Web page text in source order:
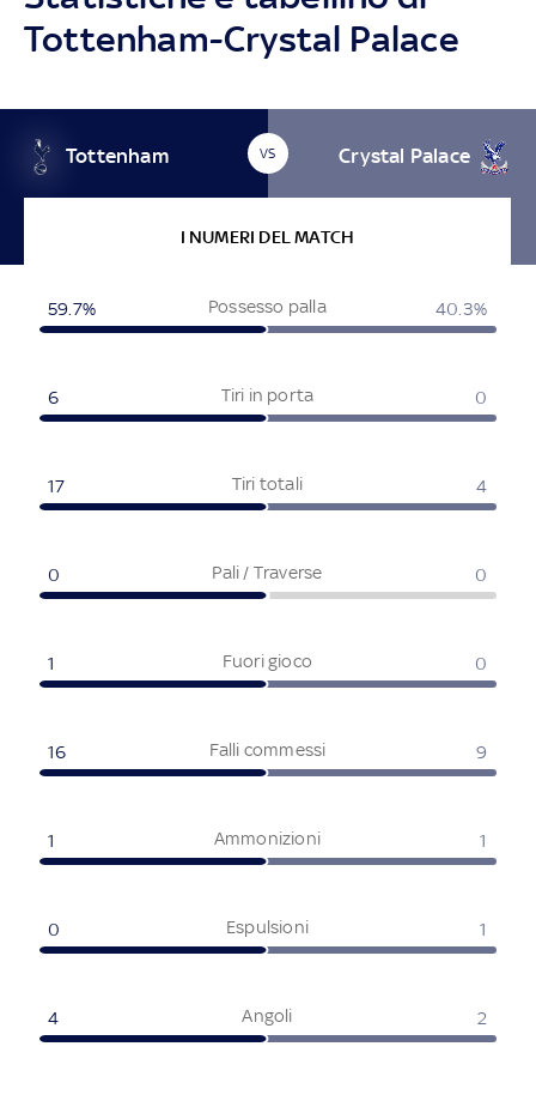
Tottenham-Crystal Palace
Tottenham VS Crystal Palace
I NUMERI DEL MATCH
Possesso palla
59.7% 40.3%
Tiri in porta
6 0
Tiri totali
17 4
Pali / Traverse
0 0
Fuori gioco
1 0
Falli commessi
16 9
Ammonizioni
1 1
Espulsioni
0 1
Angoli
4 2